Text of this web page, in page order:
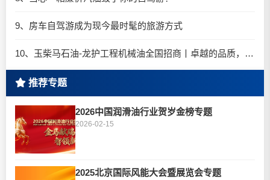
9、房车自驾游成为现今最时髦的旅游方式
10、玉柴马石油-龙护工程机械油全国招商丨卓越的品质，专业的品牌！
推荐专题
2026中国润滑油行业贺岁金榜专题
2026-02-15
2025北京国际风能大会暨展览会专题